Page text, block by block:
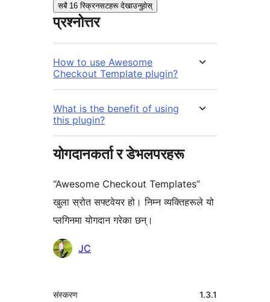
सबै 16 स्क्रिनसटहरू देखाउनुहोस्
प्रश्नोत्तर
How to use Awesome
Checkout Template plugin?
What is the benefit of using
this plugin?
योगदानकर्ता र डेभलपरहरू
“Awesome Checkout Templates”
खुला स्रोत सफ्टवेयर हो। निम्न व्यक्तिहरूले यो
प्लगिनमा योगदान गरेका छन्।
योगदानकर्ताहरू
JC
मेटा
संस्करण 1.3.1